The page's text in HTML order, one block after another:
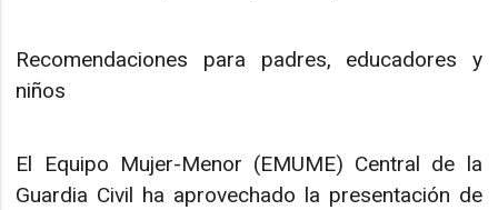
Recomendaciones para padres, educadores y
niños
El Equipo Mujer-Menor (EMUME) Central de la
Guardia Civil ha aprovechado la presentación de